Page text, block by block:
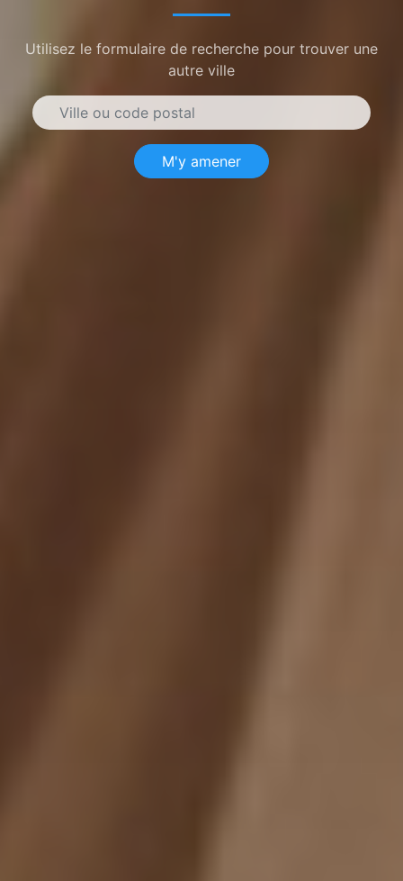
Utilisez le formulaire de recherche pour trouver une
autre ville
M'y amener